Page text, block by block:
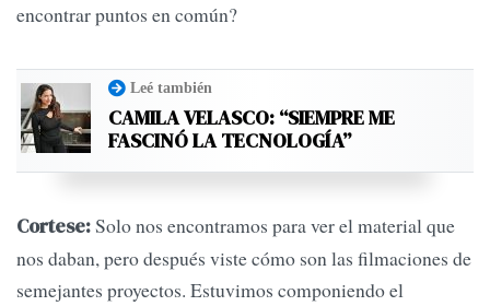
encontrar puntos en común?
Leé también
CAMILA VELASCO: “SIEMPRE ME
FASCINÓ LA TECNOLOGÍA”
Cortese:Solo nos encontramos para ver el material que
nos daban, pero después viste cómo son las filmaciones de
semejantes proyectos. Estuvimos componiendo el